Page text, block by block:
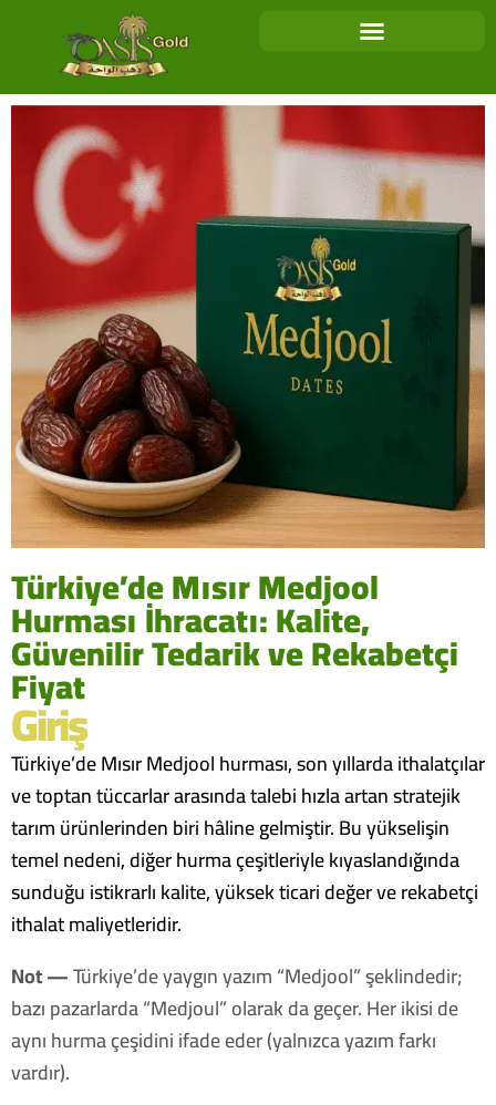
Türkiye’de Mısır Medjool
Hurması İhracatı: Kalite,
Güvenilir Tedarik ve Rekabetçi
Fiyat
Giriş
Türkiye’de Mısır Medjool hurması, son yıllarda ithalatçılar
ve toptan tüccarlar arasında talebi hızla artan stratejik
tarım ürünlerinden biri hâline gelmiştir. Bu yükselişin
temel nedeni, diğer hurma çeşitleriyle kıyaslandığında
sunduğu istikrarlı kalite, yüksek ticari değer ve rekabetçi
ithalat maliyetleridir.
Not —Türkiye’de yaygın yazım “Medjool” şeklindedir;
bazı pazarlarda “Medjoul” olarak da geçer. Her ikisi de
aynı hurma çeşidini ifade eder (yalnızca yazım farkı
vardır).